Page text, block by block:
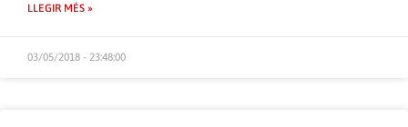
LLEGIR MÉS »
03/05/2018 - 23:48:00